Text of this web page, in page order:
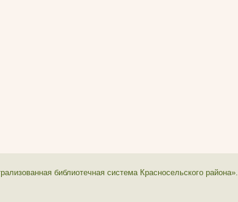
библиотечная система Красносельского района».